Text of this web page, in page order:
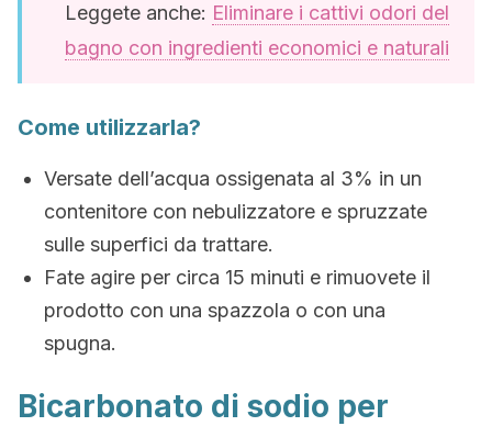
Leggete anche: Eliminare i cattivi odori del
bagno con ingredienti economici e naturali
Come utilizzarla?
Versate dell’acqua ossigenata al 3% in un
contenitore con nebulizzatore e spruzzate
sulle superfici da trattare.
Fate agire per circa 15 minuti e rimuovete il
prodotto con una spazzola o con una
spugna.
Bicarbonato di sodio per